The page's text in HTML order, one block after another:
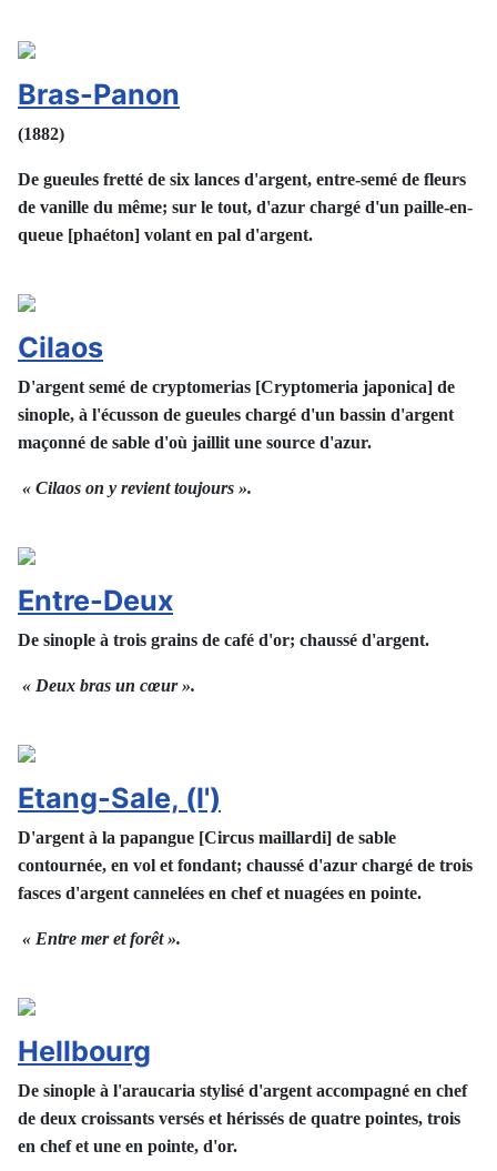
Bras-Panon
(1882)
De gueules fretté de six lances d'argent, entre-semé de fleurs
de vanille du même; sur le tout, d'azur chargé d'un paille-en-
queue [phaéton] volant en pal d'argent.
Cilaos
D'argent semé de cryptomerias [Cryptomeria japonica] de
sinople, à l'écusson de gueules chargé d'un bassin d'argent
maçonné de sable d'où jaillit une source d'azur.
« Cilaos on y revient toujours ».
Entre-Deux
De sinople à trois grains de café d'or; chaussé d'argent.
« Deux bras un cœur ».
Etang-Sale, (l')
D'argent à la papangue [Circus maillardi] de sable
contournée, en vol et fondant; chaussé d'azur chargé de trois
fasces d'argent cannelées en chef et nuagées en pointe.
« Entre mer et forêt ».
Hellbourg
De sinople à l'araucaria stylisé d'argent accompagné en chef
de deux croissants versés et hérissés de quatre pointes, trois
en chef et une en pointe, d'or.